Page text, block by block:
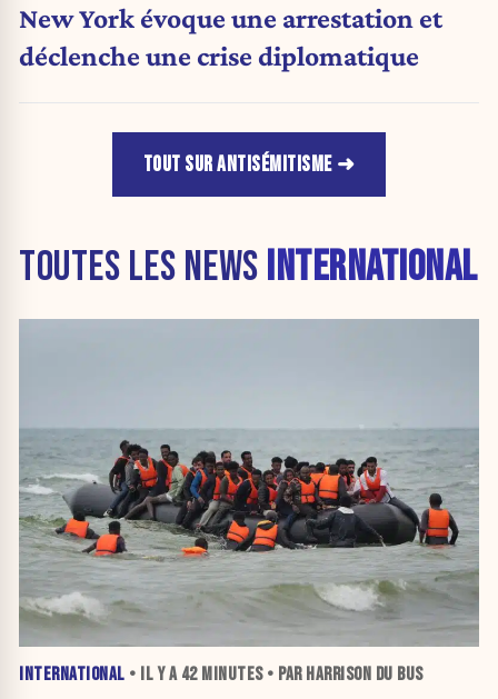
New York évoque une arrestation et
déclenche une crise diplomatique
TOUT SUR ANTISÉMITISME
TOUTES LES NEWS INTERNATIONAL
INTERNATIONAL • IL Y A 42 MINUTES• PAR HARRISON DU BUS